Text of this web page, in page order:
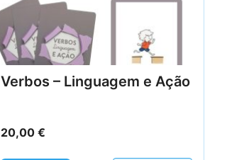
Verbos – Linguagem e Ação
20,00 €